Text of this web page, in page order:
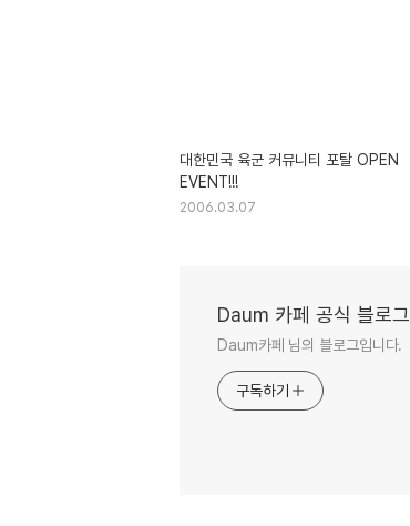
대한민국 육군 커뮤니티 포탈 OPEN
EVENT!!!
2006.03.07
Daum 카페 공식 블로그
Daum카페 님의 블로그입니다.
구독하기